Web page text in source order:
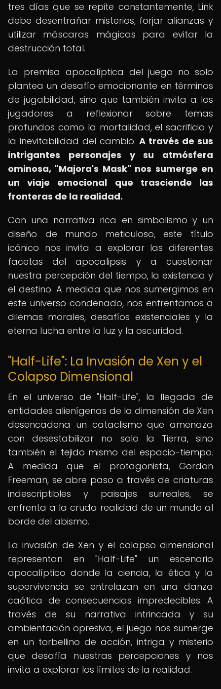
tres días que se repite constantemente, Link
debe desentrañar misterios, forjar alianzas y
utilizar máscaras mágicas para evitar la
destrucción total.
La premisa apocalíptica del juego no solo
plantea un desafío emocionante en términos
de jugabilidad, sino que también invita a los
jugadores a reflexionar sobre temas
profundos como la mortalidad, el sacrificio y
la inevitabilidad del cambio. A través de sus
intrigantes personajes y su atmósfera
ominosa, "Majora's Mask" nos sumerge en
un viaje emocional que trasciende las
fronteras de la realidad.
Con una narrativa rica en simbolismo y un
diseño de mundo meticuloso, este título
icónico nos invita a explorar las diferentes
facetas del apocalipsis y a cuestionar
nuestra percepción del tiempo, la existencia y
el destino. A medida que nos sumergimos en
este universo condenado, nos enfrentamos a
dilemas morales, desafíos existenciales y la
eterna lucha entre la luz y la oscuridad.
"Half-Life": La Invasión de Xen y el
Colapso Dimensional
En el universo de "Half-Life", la llegada de
entidades alienígenas de la dimensión de Xen
desencadena un cataclismo que amenaza
con desestabilizar no solo la Tierra, sino
también el tejido mismo del espacio-tiempo.
A medida que el protagonista, Gordon
Freeman, se abre paso a través de criaturas
indescriptibles y paisajes surreales, se
enfrenta a la cruda realidad de un mundo al
borde del abismo.
La invasión de Xen y el colapso dimensional
representan en "Half-Life" un escenario
apocalíptico donde la ciencia, la ética y la
supervivencia se entrelazan en una danza
caótica de consecuencias impredecibles. A
través de su narrativa intrincada y su
ambientación opresiva, el juego nos sumerge
en un torbellino de acción, intriga y misterio
que desafía nuestras percepciones y nos
invita a explorar los límites de la realidad.